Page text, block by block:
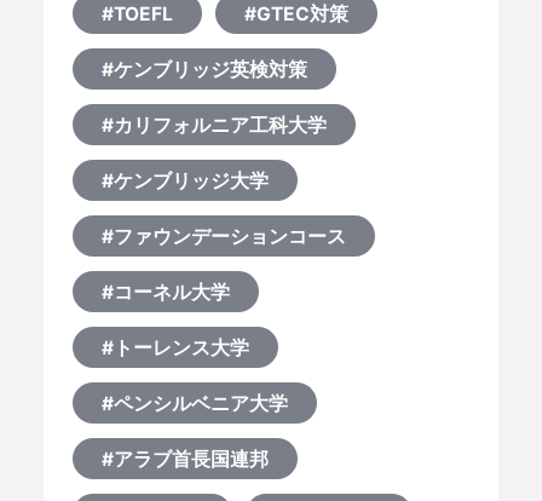
#TOEFL #GTEC対策
#ケンブリッジ英検対策
#カリフォルニア工科大学
#ケンブリッジ大学
#ファウンデーションコース
#コーネル大学
#トーレンス大学
#ペンシルベニア大学
#アラブ首長国連邦